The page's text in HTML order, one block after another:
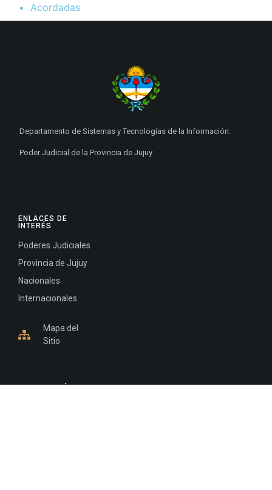
Acordadas
ENLACES DE
INTERÉS
Poderes Judiciales
Provincia de Jujuy
Nacionales
Internacionales
Mapa del
Sitio
Departamento de Sistemas y Tecnologías de la Información.
Poder Judicial de la Provincia de Jujuy